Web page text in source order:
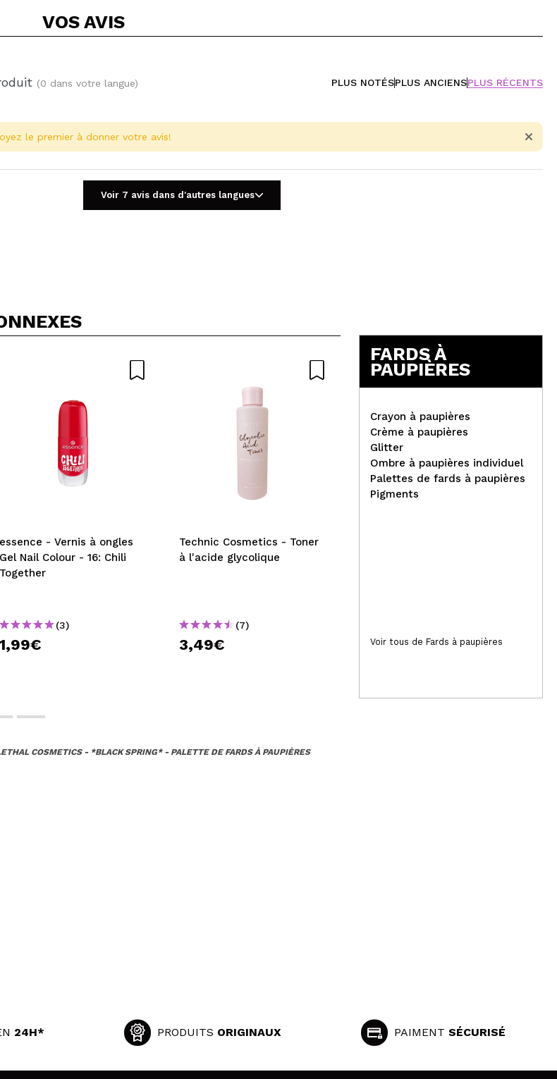
VOS AVIS
(0 dans votre langue) PLUS NOTÉSPLUS ANCIENSPLUS RÉCENTS
le premier à donner votre avis!
Voir 7 avis dans d'autres langues
essence - Vernis à ongles
Gel Nail Colour - 16: Chili
Together
(3)
1,99€
Technic Cosmetics - Toner
à l'acide glycolique
(7)
3,49€
COSRX - Crème hydratante
Lightweight Soothing
Moisturizer
29,95€
FARDS À
PAUPIÈRES
Crayon à paupières
Crème à paupières
Glitter
Ombre à paupières individuel
Palettes de fards à paupières
Pigments
Voir tous de Fards à paupières
COSMETICS - *BLACK SPRING* - PALETTE DE FARDS À PAUPIÈRES
24H* PRODUITS ORIGINAUX PAIMENT SÉCURISÉ